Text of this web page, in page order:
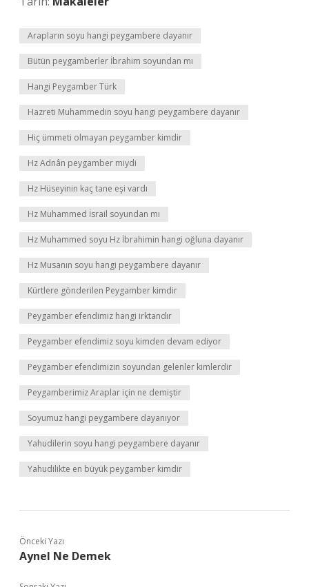
Arapların soyu hangi peygambere dayanır
Bütün peygamberler İbrahim soyundan mı
Hangi Peygamber Türk
Hazreti Muhammedin soyu hangi peygambere dayanır
Hiç ümmeti olmayan peygamber kimdir
Hz Adnân peygamber miydi
Hz Hüseyinin kaç tane eşi vardı
Hz Muhammed İsrail soyundan mı
Hz Muhammed soyu Hz İbrahimin hangi oğluna dayanır
Hz Musanın soyu hangi peygambere dayanır
Kürtlere gönderilen Peygamber kimdir
Peygamber efendimiz hangi irktandır
Peygamber efendimiz soyu kimden devam ediyor
Peygamber efendimizin soyundan gelenler kimlerdir
Peygamberimiz Araplar için ne demiştir
Soyumuz hangi peygambere dayanıyor
Yahudilerin soyu hangi peygambere dayanır
Yahudilikte en büyük peygamber kimdir
Önceki Yazı
Aynel Ne Demek